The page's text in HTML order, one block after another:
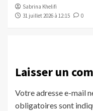
Sabrina Khelifi
31 juillet 2026 à 12:15
0
Laisser un
Votre adresse e-mail
obligatoires sont